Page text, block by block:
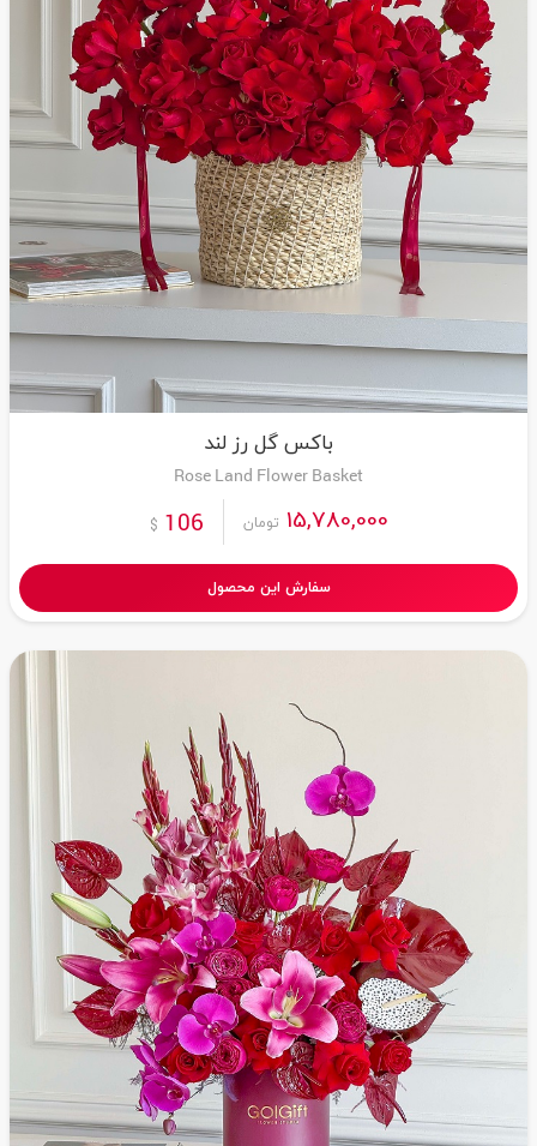
باکس گل رز لند
Rose Land Flower Basket
15,780,000 تومان 106
$
سفارش این محصول